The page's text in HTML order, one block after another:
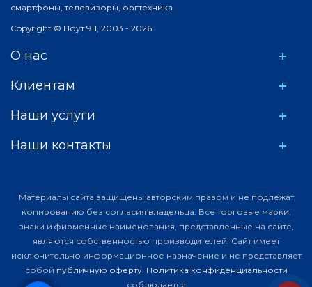
смартфоны, телевизоры, оргтехника
Copyright © Ноут 911, 2003 - 2026
О нас
Клиентам
Наши услуги
Наши контакты
Материалы сайта защищены авторским правом и не подлежат
копированию без согласия владельца. Все торговые марки,
знаки и фирменные наименования, представленные на сайте,
являются собственностью производителей. Сайт имеет
исключительно информационное назначение и не представляет
собой публичную оферту. Политика конфиденциальности
соблюдается